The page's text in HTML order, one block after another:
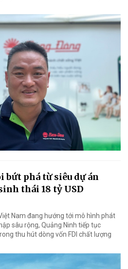
bứt phá từ siêu dự án
thái 18 tỷ USD
Nam đang hướng tới mô hình phát
sâu rộng, Quảng Ninh tiếp tục
thu hút dòng vốn FDI chất lượng